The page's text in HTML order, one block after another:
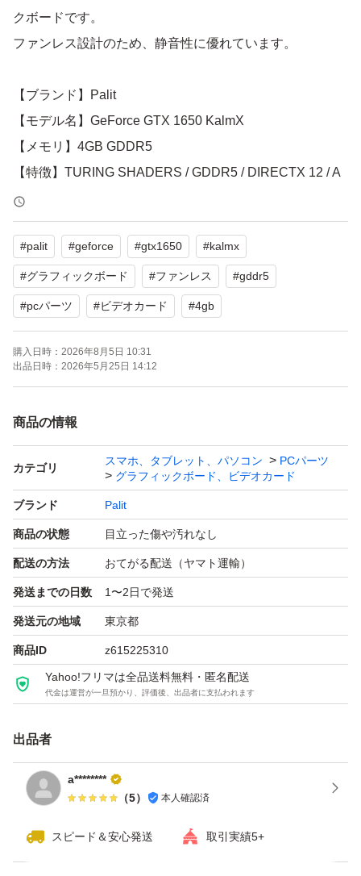
クボードです。
ファンレス設計のため、静音性に優れています。
【ブランド】Palit
【モデル名】GeForce GTX 1650 KalmX
【メモリ】4GB GDDR5
【特徴】TURING SHADERS / GDDR5 / DIRECTX 12 / A
NSEL対応
完全ファンレス（無音設計）、補助電源不要（省電力）
禁煙、ペットなし、ワンオーナー品です
よろしくお願いいたします。
#palit #geforce #gtx1650 #kalmx
#グラフィックボード #ファンレス #gddr5
#pcパーツ #ビデオカード #4gb
購入日時： 2026年8月5日 10:31
出品日時： 2026年5月25日 14:12
商品の情報
カテゴリ
スマホ、タブレット、パソコン
PCパーツ
グラフィックボード、ビデオカード
ブランド Palit
商品の状態 目立った傷や汚れなし
配送の方法 おてがる配送（ヤマト運輸）
発送までの日数 1〜2日で発送
発送元の地域 東京都
商品ID z615225310
Yahoo!フリマは全品送料無料・匿名配送
代金は運営が一旦預かり、評価後、出品者に支払われます
出品者
a********
（5） 本人確認済
スピード＆安心発送 取引実績5+